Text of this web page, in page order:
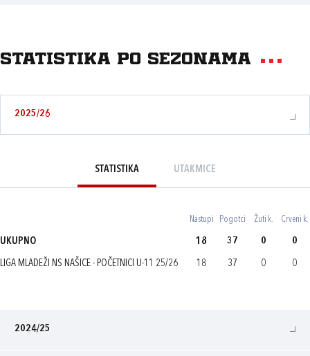
Statistika po sezonama
2025/26
STATISTIKA UTAKMICE
Nastupi Pogotci Žuti k. Crveni k.
UKUPNO 18 37 0 0
LIGA MLADEŽI NS NAŠICE - POČETNICI U-11 25/26 18 37 0 0
2024/25